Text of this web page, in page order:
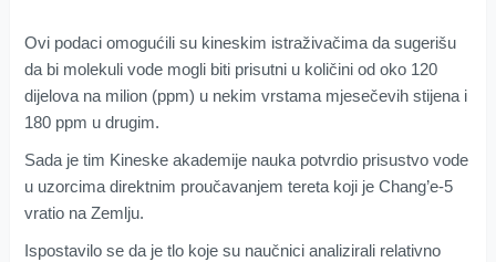
Ovi podaci omogućili su kineskim istraživačima da sugerišu
da bi molekuli vode mogli biti prisutni u količini od oko 120
dijelova na milion (ppm) u nekim vrstama mjesečevih stijena i
180 ppm u drugim.
Sada je tim Kineske akademije nauka potvrdio prisustvo vode
u uzorcima direktnim proučavanjem tereta koji je Chang’e-5
vratio na Zemlju.
Ispostavilo se da je tlo koje su naučnici analizirali relativno